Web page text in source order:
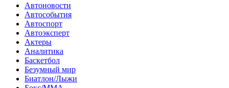
Автоновости
Автособытия
Автоспорт
Автоэксперт
Актеры
Аналитика
Баскетбол
Безумный мир
Биатлон/Лыжи